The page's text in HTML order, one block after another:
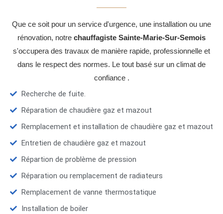
Que ce soit pour un service d'urgence, une installation ou une
rénovation, notre chauffagiste Sainte-Marie-Sur-Semois
s'occupera des travaux de manière rapide, professionnelle et
dans le respect des normes. Le tout basé sur un climat de
confiance .
Recherche de fuite.
Réparation de chaudière gaz et mazout
Remplacement et installation de chaudière gaz et mazout
Entretien de chaudière gaz et mazout
Répartion de problème de pression
Réparation ou remplacement de radiateurs
Remplacement de vanne thermostatique
Installation de boiler